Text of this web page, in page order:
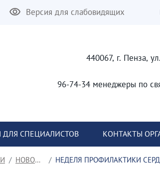
Версия для слабовидящих
440067, г. Пенза,
96-74-34 менеджеры по
СПЕЦИАЛИСТОВ КОНТАКТЫ
НОВОСТИ НЕДЕЛЯ ПРОФИЛАКТИКИ